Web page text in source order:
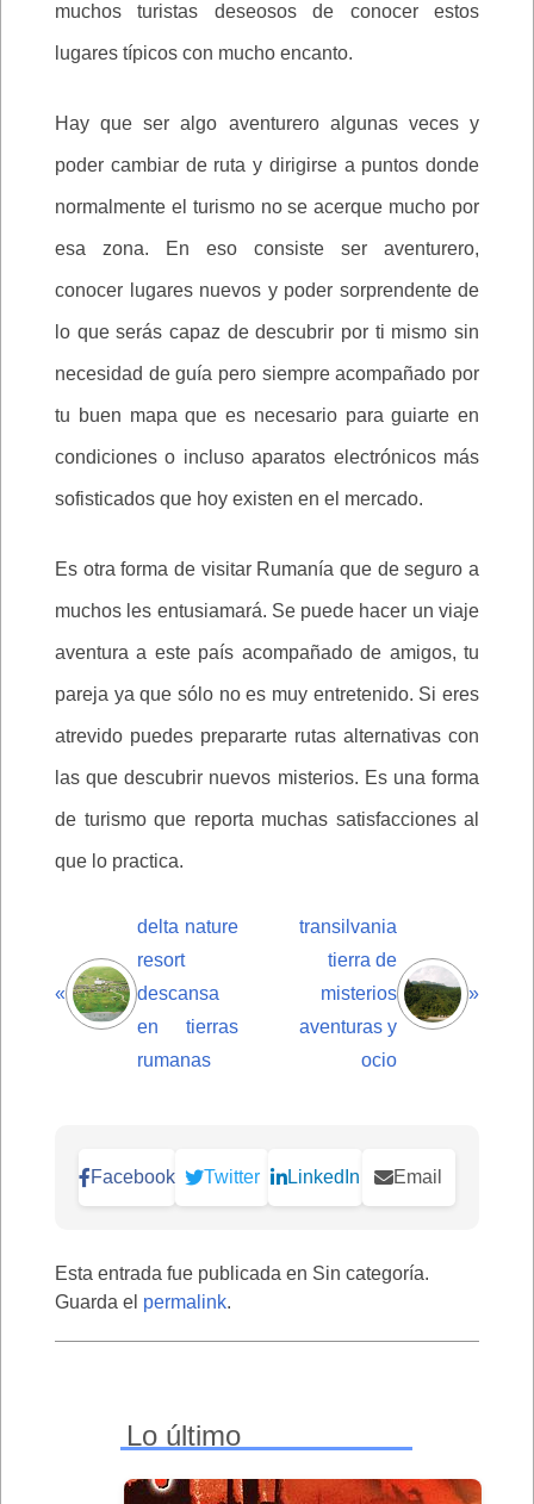
muchos turistas deseosos de conocer estos
lugares típicos con mucho encanto.
Hay que ser algo aventurero algunas veces y
poder cambiar de ruta y dirigirse a puntos donde
normalmente el turismo no se acerque mucho por
esa zona. En eso consiste ser aventurero,
conocer lugares nuevos y poder sorprendente de
lo que serás capaz de descubrir por ti mismo sin
necesidad de guía pero siempre acompañado por
tu buen mapa que es necesario para guiarte en
condiciones o incluso aparatos electrónicos más
sofisticados que hoy existen en el mercado.
Es otra forma de visitar Rumanía que de seguro a
muchos les entusiamará. Se puede hacer un viaje
aventura a este país acompañado de amigos, tu
pareja ya que sólo no es muy entretenido. Si eres
atrevido puedes prepararte rutas alternativas con
las que descubrir nuevos misterios. Es una forma
de turismo que reporta muchas satisfacciones al
que lo practica.
«
delta nature
resort
descansa
en tierras
rumanas
transilvania
tierra de
misterios
aventuras y
ocio
»
Facebook Twitter LinkedIn Email
Esta entrada fue publicada en Sin categoría.
Guarda el permalink.
Lo último